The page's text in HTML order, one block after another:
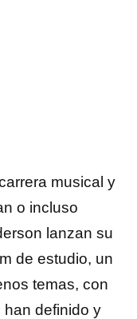
musical y
o incluso
lanzan su
de estudio, un
temas, con
definido y